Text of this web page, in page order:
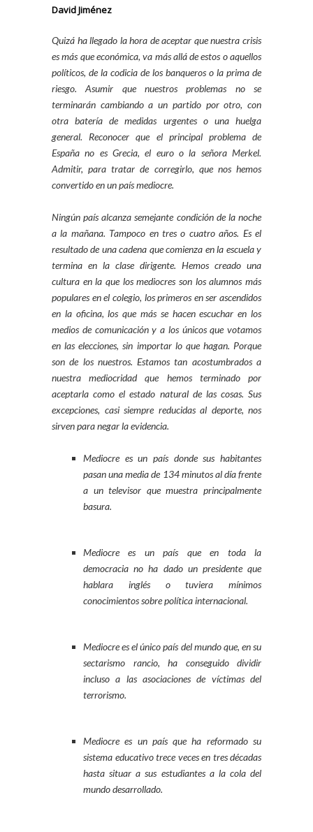
David Jiménez
Quizá ha llegado la hora de aceptar que nuestra crisis
es más que económica, va más allá de estos o aquellos
políticos, de la codicia de los banqueros o la prima de
riesgo. Asumir que nuestros problemas no se
terminarán cambiando a un partido por otro, con
otra batería de medidas urgentes o una huelga
general. Reconocer que el principal problema de
España no es Grecia, el euro o la señora Merkel.
Admitir, para tratar de corregirlo, que nos hemos
convertido en un país mediocre.
Ningún país alcanza semejante condición de la noche
a la mañana. Tampoco en tres o cuatro años. Es el
resultado de una cadena que comienza en la escuela y
termina en la clase dirigente. Hemos creado una
cultura en la que los mediocres son los alumnos más
populares en el colegio, los primeros en ser ascendidos
en la oficina, los que más se hacen escuchar en los
medios de comunicación y a los únicos que votamos
en las elecciones, sin importar lo que hagan. Porque
son de los nuestros. Estamos tan acostumbrados a
nuestra mediocridad que hemos terminado por
aceptarla como el estado natural de las cosas. Sus
excepciones, casi siempre reducidas al deporte, nos
sirven para negar la evidencia.
Mediocre es un país donde sus habitantes
pasan una media de 134 minutos al día frente
a un televisor que muestra principalmente
basura.
Mediocre es un país que en toda la
democracia no ha dado un presidente que
hablara inglés o tuviera mínimos
conocimientos sobre política internacional.
Mediocre es el único país del mundo que, en su
sectarismo rancio, ha conseguido dividir
incluso a las asociaciones de víctimas del
terrorismo.
Mediocre es un país que ha reformado su
sistema educativo trece veces en tres décadas
hasta situar a sus estudiantes a la cola del
mundo desarrollado.